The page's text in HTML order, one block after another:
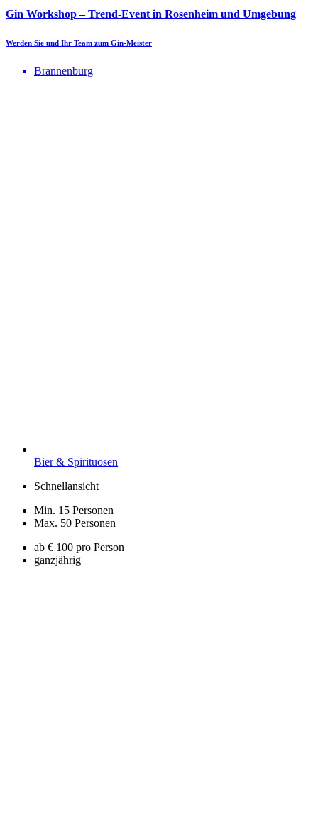
Gin Workshop – Trend-Event in Rosenheim und Umgebung
Werden Sie und Ihr Team zum Gin-Meister
Brannenburg
Bier & Spirituosen
Schnellansicht
Min. 15 Personen
Max. 50 Personen
ab € 100 pro Person
ganzjährig